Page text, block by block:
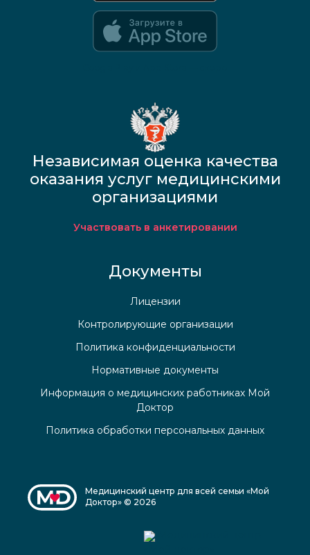
Независимая оценка качества
оказания услуг медицинскими
организациями
Участвовать в анкетировании
Документы
Лицензии
Контролирующие организации
Политика конфиденциальности
Нормативные документы
Информация о медицинских работниках Мой
Доктор
Политика обработки персональных данных
Медицинский центр для всей семьи «Мой
Доктор» © 2026